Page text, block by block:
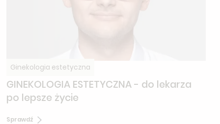
Ginekologia estetyczna
GINEKOLOGIA ESTETYCZNA - do lekarza
po lepsze życie
Sprawdź